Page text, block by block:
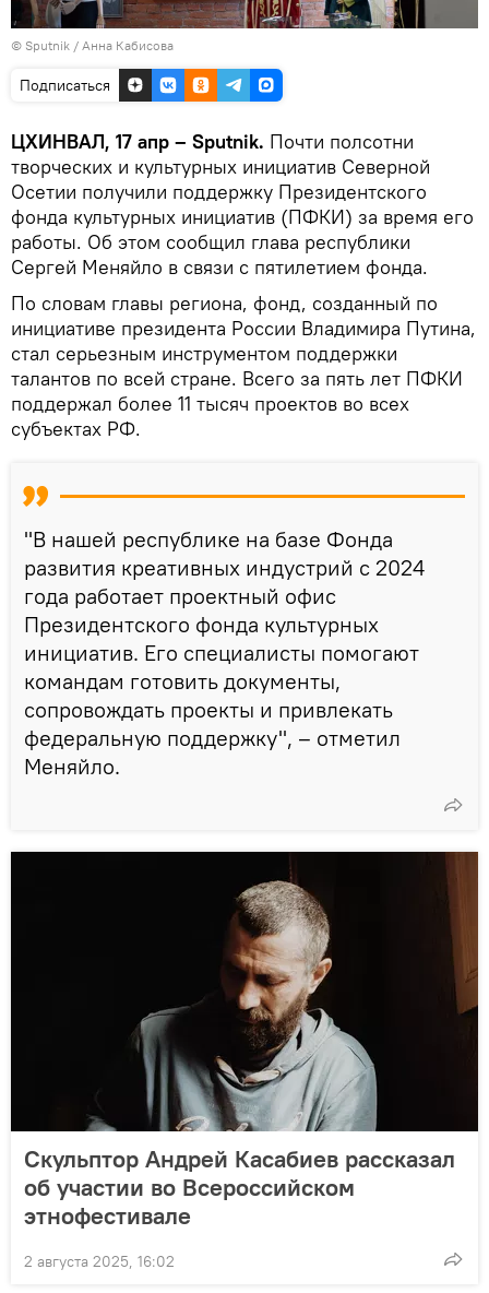
© Sputnik / Анна Кабисова
Подписаться
ЦХИНВАЛ, 17 апр – Sputnik. Почти полсотни
творческих и культурных инициатив Северной
Осетии получили поддержку Президентского
фонда культурных инициатив (ПФКИ) за время его
работы. Об этом сообщил глава республики
Сергей Меняйло в связи с пятилетием фонда.
По словам главы региона, фонд, созданный по
инициативе президента России Владимира Путина,
стал серьезным инструментом поддержки
талантов по всей стране. Всего за пять лет ПФКИ
поддержал более 11 тысяч проектов во всех
субъектах РФ.
"В нашей республике на базе Фонда
развития креативных индустрий с 2024
года работает проектный офис
Президентского фонда культурных
инициатив. Его специалисты помогают
командам готовить документы,
сопровождать проекты и привлекать
федеральную поддержку", – отметил
Меняйло.
Скульптор Андрей Касабиев рассказал
об участии во Всероссийском
этнофестивале
2 августа 2025, 16:02